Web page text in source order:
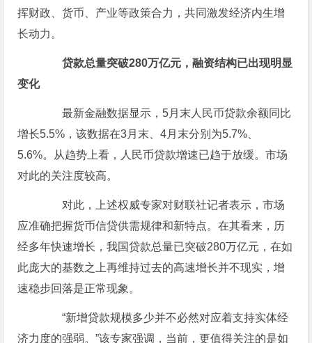
挥财政、货币、产业等政策合力，共同激发经济内生增
长动力。
贷款总量突破280万亿元，融资结构已出现明显
变化
最新金融数据显示，5月末人民币贷款余额同比
增长5.5%，该数据在3月末、4月末分别为5.7%、
5.6%。从趋势上看，人民币贷款增速已趋于放缓。市场
对此的关注度较高。
对此，上述权威专家对财联社记者表示，市场
应准确把握货币信贷供需规律和新特点。在其看来，历
经多年快速增长，我国贷款总量已突破280万亿元，在如
此庞大的基数之上再维持过去的高速增长并不现实，增
速稳步回落是正常现象。
“新增贷款规模多少并不必然对应着支持实体经
济力度的强弱。”该专家强调，当前，更值得关注的是如